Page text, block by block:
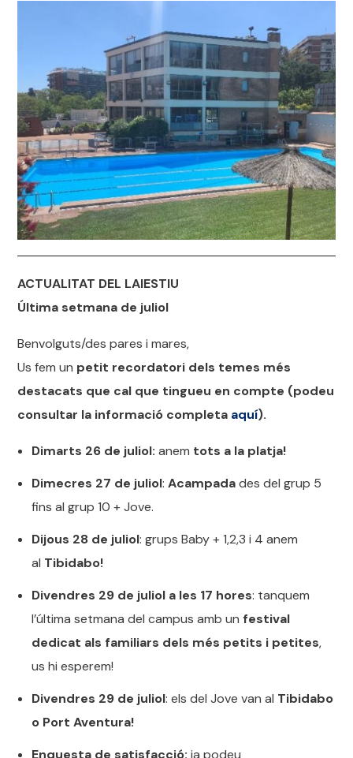
ACTUALITAT DEL LAIESTIU
Última setmana de juliol
Benvolguts/des pares i mares,
Us fem un petit recordatori dels temes més
destacats que cal que tingueu en compte (podeu
consultar la informació completa aquí).
Dimarts 26 de juliol: anem tots a la platja!
Dimecres 27 de juliol: Acampadades del grup 5
fins al grup 10 + Jove.
Dijous 28 de juliol: grups Baby + 1,2,3 i 4 anem
al Tibidabo!
Divendres 29 de juliol a les 17 hores: tanquem
l’última setmana del campus amb un festival
dedicat als familiars dels més petits i petites,
us hi esperem!
Divendres 29 de juliol: els del Jove van al Tibidabo
o Port Aventura!
Enquesta de satisfacció: ja podeu